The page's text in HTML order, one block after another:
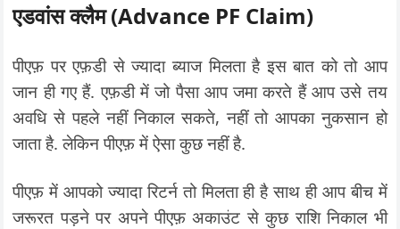
एडवांस क्लैम (Advance PF Claim)
पीएफ़ पर एफ़डी से ज्यादा ब्याज मिलता है इस बात को तो आप
जान ही गए हैं. एफ़डी में जो पैसा आप जमा करते हैं आप उसे तय
अवधि से पहले नहीं निकाल सकते, नहीं तो आपका नुकसान हो
जाता है. लेकिन पीएफ़ में ऐसा कुछ नहीं है.
पीएफ़ में आपको ज्यादा रिटर्न तो मिलता ही है साथ ही आप बीच में
जरूरत पड़ने पर अपने पीएफ़ अकाउंट से कुछ राशि निकाल भी